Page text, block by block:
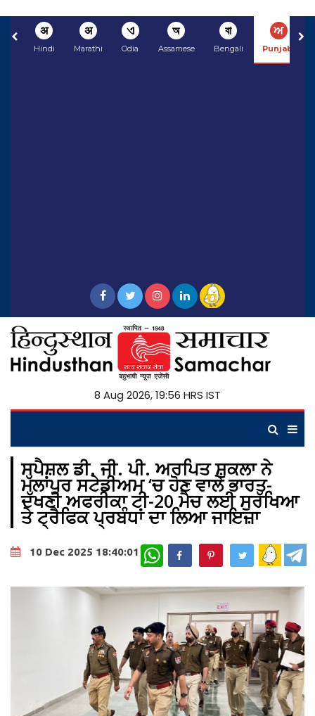
अ
Hindi
अ
Marathi
ଏ
Odia
অ
Assamese
বা
Bengali
ਅ
Punjabi
8 Aug 2026, 19:56 HRS IST
ਸਪੈਸ਼ਲ ਡੀ. ਜੀ. ਪੀ. ਅਰਪਿਤ ਸ਼ੁਕਲਾ ਨੇ
ਮੱਲਾਂਪੁਰ ਸਟੇਡੀਅਮ ‘ਚ ਹੋਣ ਵਾਲੇ ਭਾਰਤ-
ਦੱਖਣੀ ਅਫਰੀਕਾ ਟੀ-20 ਮੈਚ ਲਈ ਸੁਰੱਖਿਆ
ਤੇ ਟ੍ਰੈਫਿਕ ਪ੍ਰਬੰਧਾਂ ਦਾ ਲਿਆ ਜਾਇਜ਼ਾ
10 Dec 2025 18:40:01 WhatsApp